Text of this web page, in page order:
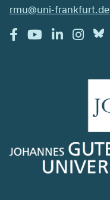
rmu@uni-frankfurt.de